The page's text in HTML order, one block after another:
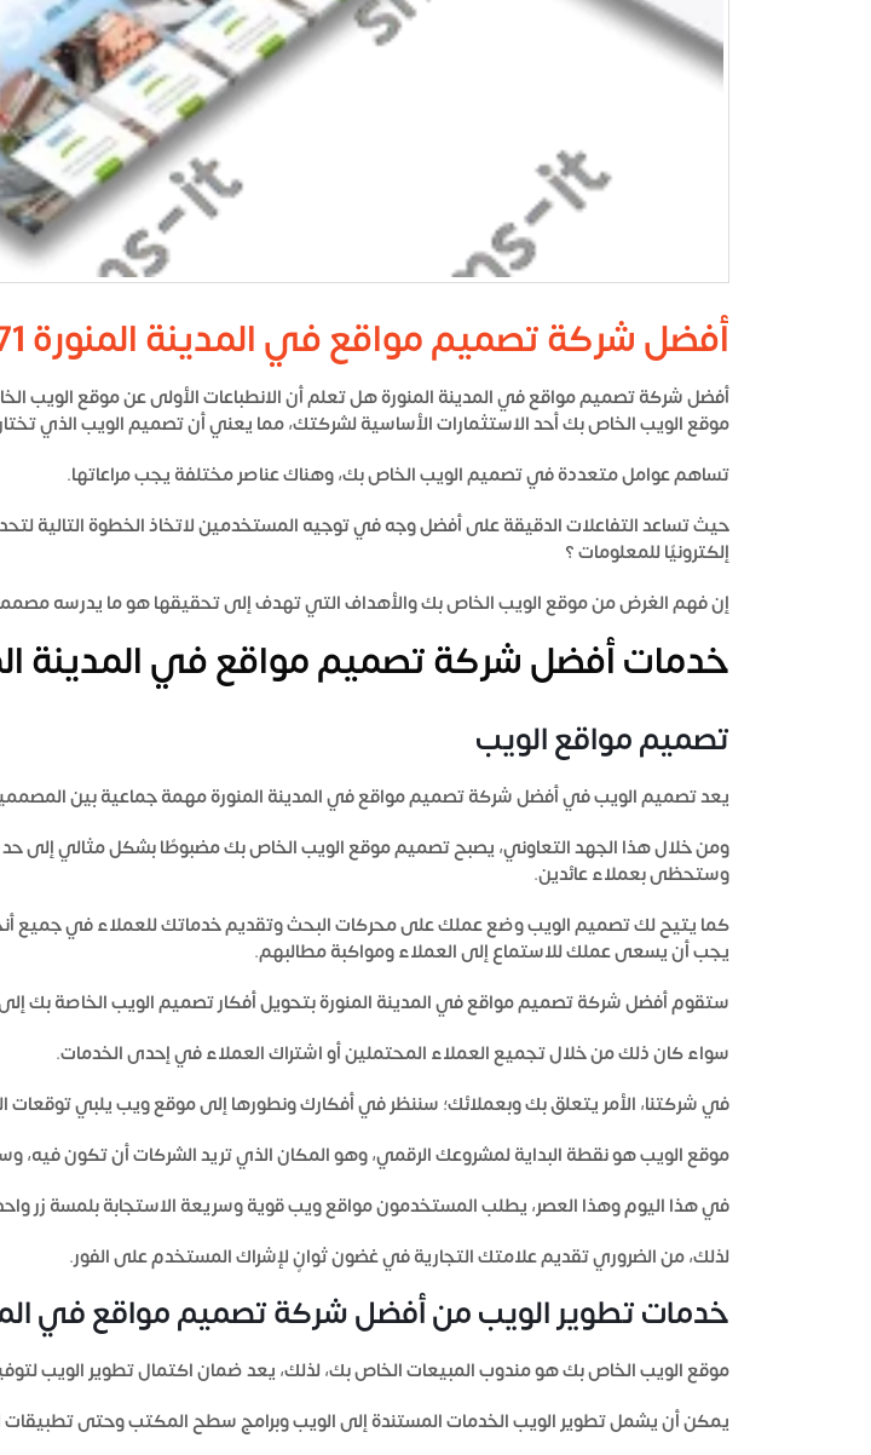
أفضل شركة تصميم مواقع في المدينة المنورة 0549320071
أفضل شركة تصميم مواقع في المدينة المنورة
موقع الويب الخاص بك أحد الاستثمارات الأساسية لشركتك، مما يعني أن تصميم الويب الذي
تساهم عوامل متعددة في تصميم الويب الخاص بك، وهناك عناصر مختلفة يجب مراعاتها.
حيث تساعد التفاعلات الدقيقة على أفضل وجه في توجيه المستخدمين لاتخاذ الخطوة
إلكترونيًا للمعلومات ؟
إن فهم الغرض من موقع الويب الخاص بك والأهداف التي تهدف إلى تحقيقها هو ما يدرسه
خدمات أفضل شركة تصميم مواقع في المدينة
تصميم مواقع الويب
يعد تصميم الويب فيأفضل شركة تصميم مواقع في المدينة المنورةمهمة جماعية بين
ومن خلال هذا الجهد التعاوني، يصبح تصميم موقع الويب الخاص بك مضبوطًا بشكل مثالي إلى حد
وستحظى بعملاء عائدين.
كما يتيح لك تصميم الويب وضع عملك على محركات البحث وتقديم خدماتك للعملاء في جميع
يجب أن يسعى عملك للاستماع إلى العملاء ومواكبة مطالبهم.
ستقومأفضل شركة تصميم مواقع في المدينة المنورةبتحويل أفكار تصميم الويب الخاصة بك
سواء كان ذلك من خلال تجميع العملاء المحتملين أو اشتراك العملاء في إحدى الخدمات.
في شركتنا، الأمر يتعلق بك وبعملائك؛ سننظر في أفكارك ونطورها إلى موقع ويب يلبي توقعات
موقع الويب هو نقطة البداية لمشروعك الرقمي، وهو المكان الذي تريد الشركات أن تكون فيه،
في هذا اليوم وهذا العصر، يطلب المستخدمون مواقع ويب قوية وسريعة الاستجابة بلمسة زر
لذلك، من الضروري تقديم علامتك التجارية في غضون ثوانٍ لإشراك المستخدم على الفور.
خدمات تطوير الويب من أفضل شركة تصميم مواقع في
موقع الويب الخاص بك هو مندوب المبيعات الخاص بك، لذلك، يعد ضمان اكتمال تطوير الويب
يمكن أن يشمل تطوير الويب الخدمات المستندة إلى الويب وبرامج سطح المكتب وحتى تطبيقات